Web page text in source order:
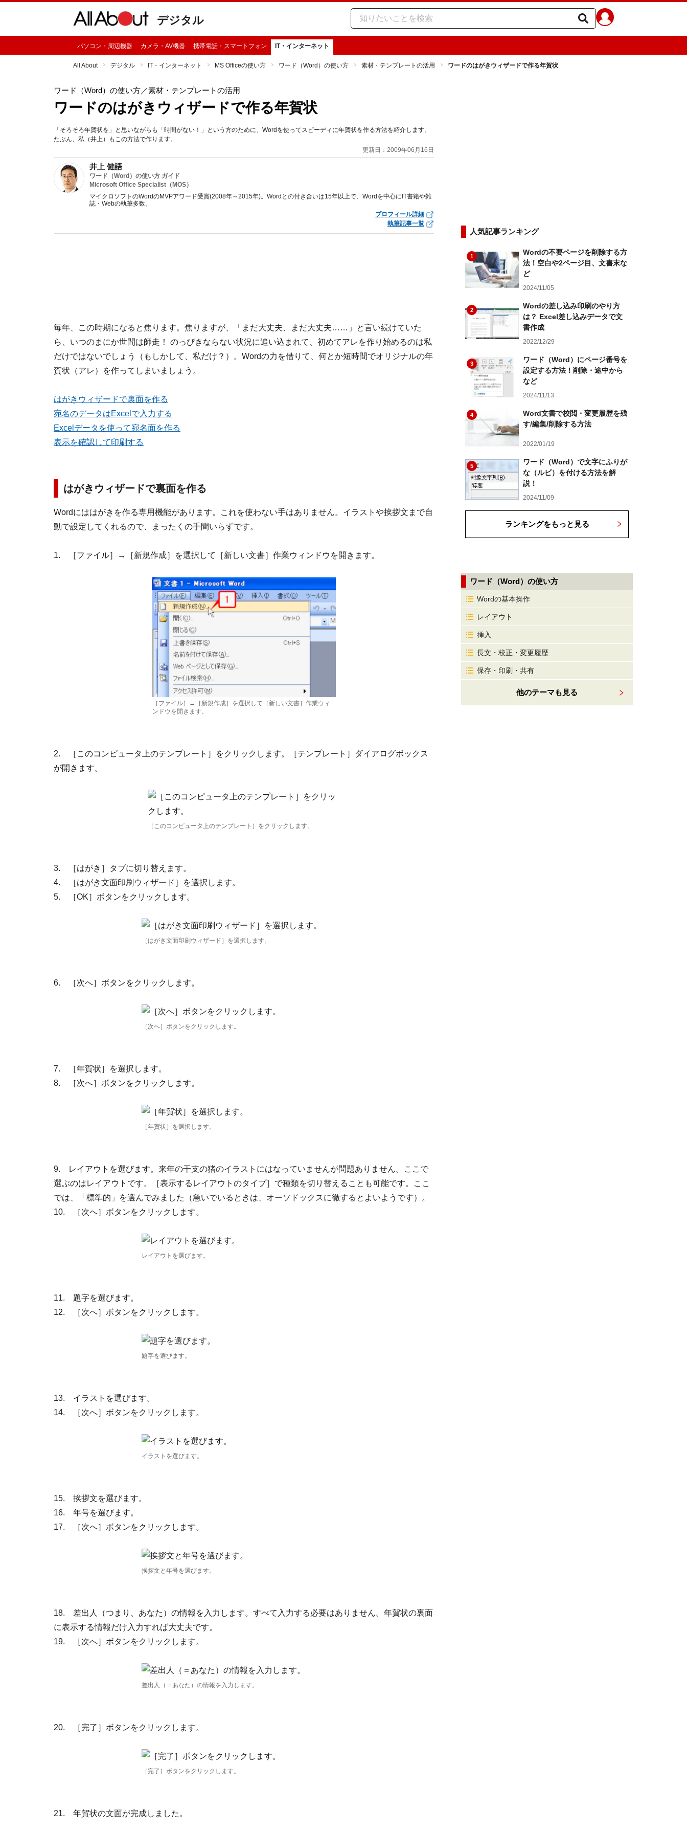
デジタル
パソコン・周辺機器 カメラ・AV機器 携帯電話・スマートフォン IT・インターネット
All About デジタル IT・インターネット MS Officeの使い方 ワード（Word）の使い方 素材・テンプレートの活用 ワードのはがきウィザードで作る年賀状
ワード（Word）の使い方／素材・テンプレートの活用
ワードのはがきウィザードで作る年賀状
「そろそろ年賀状を」と思いながらも「時間がない！」という方のために、Wordを使ってスピーディに年賀状を作る方法を紹介します。
たぶん、私（井上）もこの方法で作ります。
更新日：2009年06月16日
井上 健語
ワード（Word）の使い方 ガイド
Microsoft Office Specialist（MOS）
マイクロソフトのWordのMVPアワード受賞(2008年～2015年)。Wordとの付き合いは15年以上で、Wordを中心にIT書籍や雑
誌・Webの執筆多数。
プロフィール詳細
執筆記事一覧
毎年、この時期になると焦ります。焦りますが、「まだ大丈夫、まだ大丈夫……」と言い続けていた
ら、いつのまにか世間は師走！ のっぴきならない状況に追い込まれて、初めてアレを作り始めるのは私
だけではないでしょう（もしかして、私だけ？）。Wordの力を借りて、何とか短時間でオリジナルの年
賀状（アレ）を作ってしまいましょう。
はがきウィザードで裏面を作る
宛名のデータはExcelで入力する
Excelデータを使って宛名面を作る
表示を確認して印刷する
はがきウィザードで裏面を作る
Wordにははがきを作る専用機能があります。これを使わない手はありません。イラストや挨拶文まで自
動で設定してくれるので、まったくの手間いらずです。
1. ［ファイル］→［新規作成］を選択して［新しい文書］作業ウィンドウを開きます。
［ファイル］→［新規作成］を選択して［新しい文書］作業ウィ
ンドウを開きます。
2. ［このコンピュータ上のテンプレート］をクリックします。［テンプレート］ダイアログボックス
が開きます。
［このコンピュータ上のテンプレート］をクリックします。
3. ［はがき］タブに切り替えます。
4. ［はがき文面印刷ウィザード］を選択します。
5. ［OK］ボタンをクリックします。
［はがき文面印刷ウィザード］を選択します。
6. ［次へ］ボタンをクリックします。
［次へ］ボタンをクリックします。
7. ［年賀状］を選択します。
8. ［次へ］ボタンをクリックします。
［年賀状］を選択します。
9. レイアウトを選びます。来年の干支の猪のイラストにはなっていませんが問題ありません。ここで
選ぶのはレイアウトです。［表示するレイアウトのタイプ］で種類を切り替えることも可能です。ここ
では、「標準的」を選んでみました（急いでいるときは、オーソドックスに徹するとよいようです）。
10. ［次へ］ボタンをクリックします。
レイアウトを選びます。
11. 題字を選びます。
12. ［次へ］ボタンをクリックします。
題字を選びます。
13. イラストを選びます。
14. ［次へ］ボタンをクリックします。
イラストを選びます。
15. 挨拶文を選びます。
16. 年号を選びます。
17. ［次へ］ボタンをクリックします。
挨拶文と年号を選びます。
18. 差出人（つまり、あなた）の情報を入力します。すべて入力する必要はありません。年賀状の裏面
に表示する情報だけ入力すれば大丈夫です。
19. ［次へ］ボタンをクリックします。
差出人（＝あなた）の情報を入力します。
20. ［完了］ボタンをクリックします。
［完了］ボタンをクリックします。
21. 年賀状の文面が完成しました。
人気記事ランキング
1
Wordの不要ページを削除する方
法！空白や2ページ目、文書末な
ど
2024/11/05
2
Wordの差し込み印刷のやり方
は？ Excel差し込みデータで文
書作成
2022/12/29
3
ワード（Word）にページ番号を
設定する方法！削除・途中から
など
2024/11/13
4
Word文書で校閲・変更履歴を残
す/編集/削除する方法
2022/01/19
5
ワード（Word）で文字にふりが
な（ルビ）を付ける方法を解
説！
2024/11/09
ランキングをもっと見る
ワード（Word）の使い方
Wordの基本操作
レイアウト
挿入
長文・校正・変更履歴
保存・印刷・共有
他のテーマも見る